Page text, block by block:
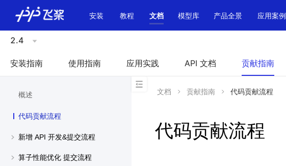
安装 教程 文档 模型库 产品全景 应用案例
2.4
安装指南 使用指南 应用实践 API 文档 贡献指南
概述
代码贡献流程
新增 API 开发&提交流程
算子性能优化 提交流程
文档 贡献指南 代码贡献流程
代码贡献流程